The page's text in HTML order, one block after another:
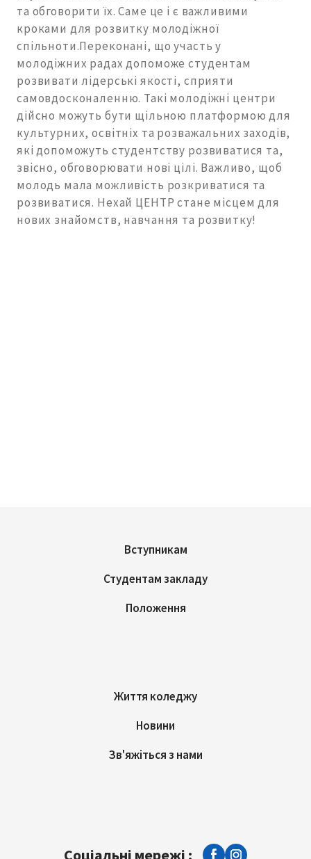
та обговорити їх. Саме це і є важливими
кроками для розвитку молодіжної
спільноти.Переконані, що участь у
молодіжних радах допоможе студентам
розвивати лідерські якості, сприяти
самовдосконаленню. Такі молодіжні центри
дійсно можуть бути щільною платформою для
культурних, освітніх та розважальних заходів,
які допоможуть студентству розвиватися та,
звісно, обговорювати нові цілі. Важливо, щоб
молодь мала можливість розкриватися та
розвиватися. Нехай ЦЕНТР стане місцем для
нових знайомств, навчання та розвитку!
Вступникам
Студентам закладу
Положення
Життя коледжу
Новини
Зв'яжіться з нами
Соціальні мережі :